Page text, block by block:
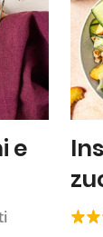
e